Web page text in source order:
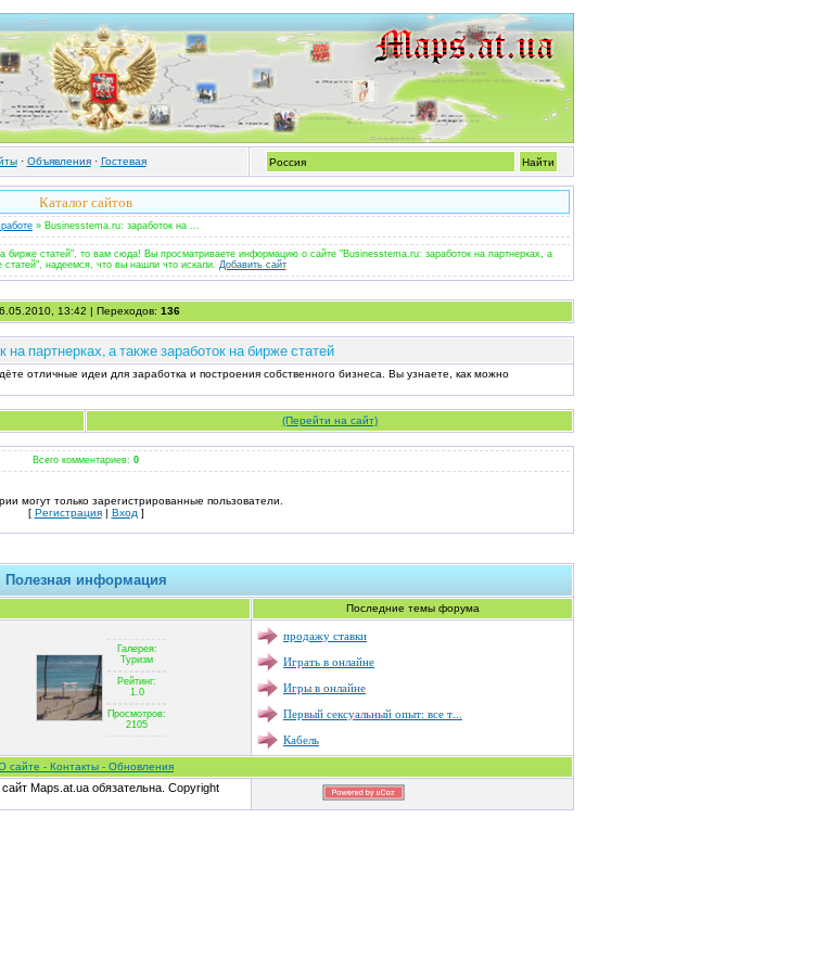
· Объявления· Гостевая
Каталог сайтов
» Businesstema.ru: заработок на ...
бирже статей", то вам сюда! Вы просматриваете информацию о сайте "Businesstema.ru: заработок на партнерках, а
статей", надеемся, что вы нашли что искали. Добавить сайт
13:42 | Переходов: 136
на партнерках, а также заработок на бирже статей
отличные идеи для заработка и построения собственного бизнеса. Вы узнаете, как можно
(Перейти на сайт)
Всего комментариев: 0
могут только зарегистрированные пользователи.
[ Регистрация| Вход ]
Полезная информация
Последние темы форума
Галерея:
Туризм
Рейтинг:
1.0
Просмотров:
2105
продажу ставки
Играть в онлайне
Игры в онлайне
Первый сексуальный опыт: все т...
Кабель
сайте - Контакты - Обновления
Maps.at.ua обязательна. Copyright